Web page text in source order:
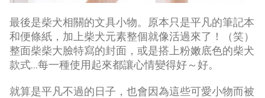
最後是柴犬相關的文具小物。原本只是平凡的筆記本
和便條紙，加上柴犬元素整個就像活過來了！（笑）
整面柴柴大臉特寫的封面，或是搭上粉嫩底色的柴犬
款式…每一種使用起來都讓心情變得好～好。
就算是平凡不過的日子，也會因為這些可愛小物而被